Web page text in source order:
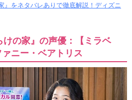
』をネタバレありで徹底解説！ディズニ
けの家』の声優：【ミラベ
ニー・ベアトリス